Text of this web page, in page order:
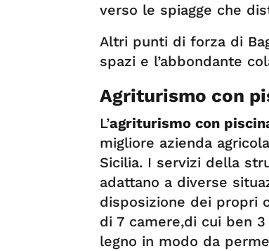
verso le spiagge che
Altri punti di forza di
spazi e l’abbondante
Agriturismo con
L’agriturismo con
migliore azienda
Sicilia. I servizi della
adattano a diverse
disposizione dei propri
di 7 camere,di cui ben
legno in modo da